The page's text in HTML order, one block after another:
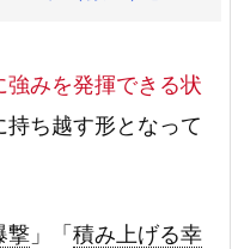
強みを発揮できる状
ち越す形となって
撃 」「 積み上げる幸